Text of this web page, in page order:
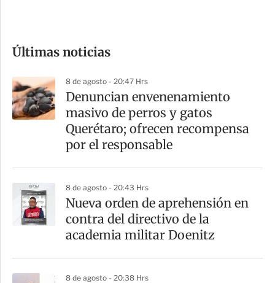
m
a
r
t
Últimas noticias
8 de agosto - 20:47 Hrs
Denuncian envenenamiento
masivo de perros y gatos
Querétaro; ofrecen recompensa
por el responsable
8 de agosto - 20:43 Hrs
Nueva orden de aprehensión en
contra del directivo de la
academia militar Doenitz
8 de agosto - 20:38 Hrs